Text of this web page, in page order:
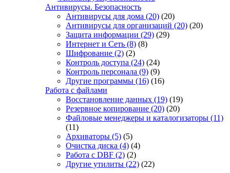
Антивирусы. Безопасность
Антивирусы для дома (20) (20)
Антивирусы для организаций (20) (20)
Защита информации (29) (29)
Интернет и Сеть (8) (8)
Шифрование (2) (2)
Контроль доступа (24) (24)
Контроль персонала (9) (9)
Другие программы (16) (16)
Работа с файлами
Восстановление данных (19) (19)
Резервное копирование (20) (20)
Файловые менеджеры и каталогизаторы (11)
(11)
Архиваторы (5) (5)
Очистка диска (4) (4)
Работа с DBF (2) (2)
Другие утилиты (22) (22)